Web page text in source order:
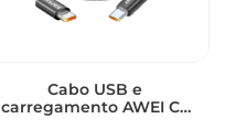
Cabo USB e
carregamento AWEI CL